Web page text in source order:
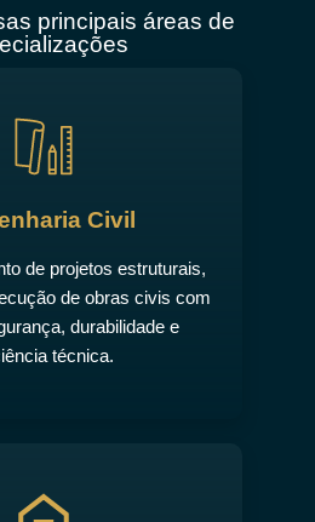
principais áreas de
Civil
de projetos estruturais,
de obras civis com
durabilidade e
técnica.